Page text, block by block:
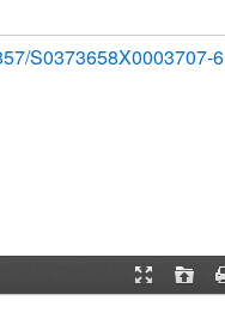
S0373658X0003707-6